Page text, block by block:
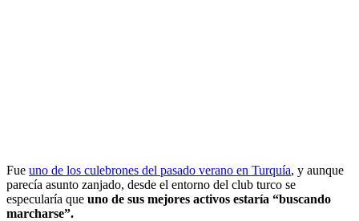
Fue uno de los culebrones del pasado verano en Turquía, y aunque
parecía asunto zanjado, desde el entorno del club turco se
especularía que uno de sus mejores activos estaría “buscando
marcharse”.